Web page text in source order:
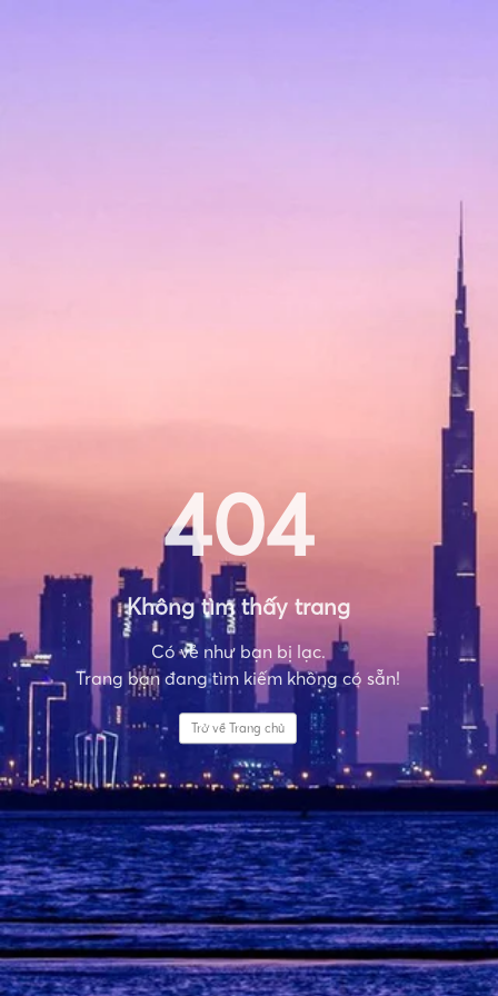
404
Không tìm thấy trang
Có vẻ như bạn bị lạc.
Trang bạn đang tìm kiếm không có sẵn!
Trở về Trang chủ